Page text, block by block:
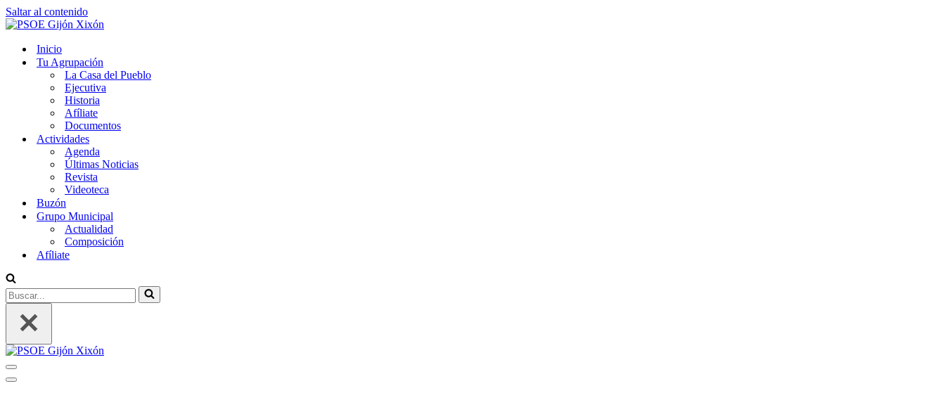
Saltar al contenido
Inicio
Tu Agrupación
La Casa del Pueblo
Ejecutiva
Historia
Afíliate
Documentos
Actividades
Agenda
Últimas Noticias
Revista
Videoteca
Buzón
Grupo Municipal
Actualidad
Composición
Afíliate
Buscar...
Menú
de
Menú